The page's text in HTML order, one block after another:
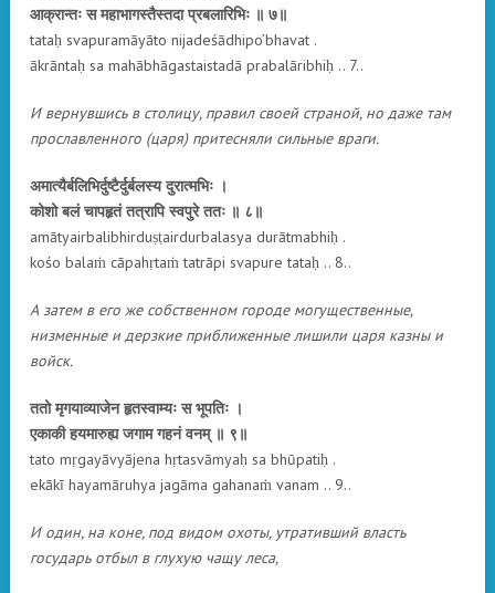
आक्रान्तः स महाभागस्तैस्तदा प्रबलारिभिः ॥ ७॥
tataḥ svapuramāyāto nijadeśādhipo’bhavat .
ākrāntaḥ sa mahābhāgastaistadā prabalāribhiḥ .. 7..
И вернувшись в столицу, правил своей страной, но даже там
прославленного (царя) притесняли сильные враги.
अमात्यैर्बलिभिर्दुष्टैर्दुर्बलस्य दुरात्मभिः ।
कोशो बलं चापहृतं तत्रापि स्वपुरे ततः ॥ ८॥
amātyairbalibhirduṣṭairdurbalasya durātmabhiḥ .
kośo balaṁ cāpahṛtaṁ tatrāpi svapure tataḥ .. 8..
А затем в его же собственном городе могущественные,
низменные и дерзкие приближенные лишили царя казны и
войск.
ततो मृगयाव्याजेन हृतस्वाम्यः स भूपतिः ।
एकाकी हयमारुह्य जगाम गहनं वनम् ॥ ९॥
tato mṛgayāvyājena hṛtasvāmyaḥ sa bhūpatiḥ .
ekākī hayamāruhya jagāma gahanaṁ vanam .. 9..
И один, на коне, под видом охоты, утративший власть
государь отбыл в глухую чащу леса,